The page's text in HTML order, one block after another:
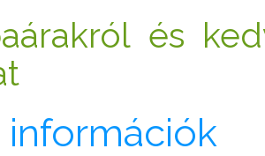
és
információk